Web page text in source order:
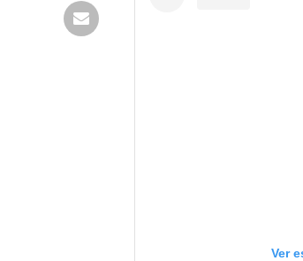
Ver